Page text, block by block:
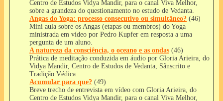
Centro de Estudos Vidya Mandir, para o canal Viva Melhor,
sobre a grandeza do questionamento no estudo de Vedanta.
Angas do Yoga: processo consecutivo ou simultâneo? (46)
Mini aula sobre os Angas (etapas ou membros) do Yoga
ministrada em vídeo por Pedro Kupfer em resposta a uma
pergunta de um aluno.
A natureza da consciência, o oceano e as ondas (46)
Prática de meditação conduzida em áudio por Gloria Arieira, do
Vidya Mandir, Centro de Estudos de Vedanta, Sânscrito e
Tradição Védica.
Acumular para que? (49)
Breve trecho de entrevista em vídeo com Gloria Arieira, do
Centro de Estudos Vidya Mandir, para o canal Viva Melhor,